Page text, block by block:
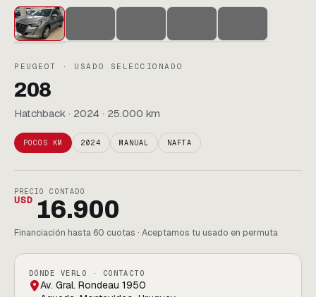
PEUGEOT · USADO SELECCIONADO
208
Hatchback · 2024 · 25.000 km
POCOS KM 2024 MANUAL NAFTA
PRECIO CONTADO
USD 16.900
Financiación hasta 60 cuotas · Aceptamos tu usado en permuta
DÓNDE VERLO · CONTACTO
Av. Gral. Rondeau 1950